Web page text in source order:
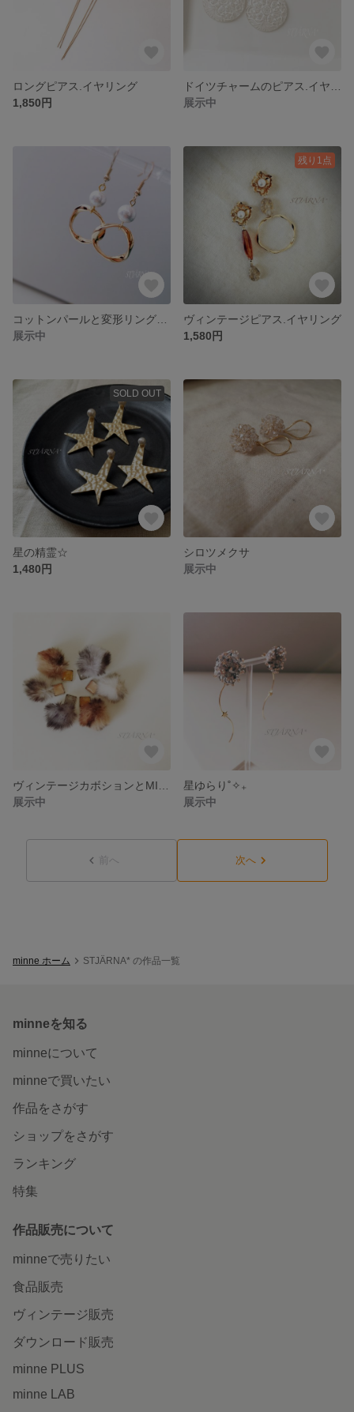
ロングピアス.イヤリング
1,850円
展示中
展示中
残り1点
ヴィンテージピアス.イヤリング
1,580円
SOLD OUT
星の精霊☆
1,480円
シロツメクサ
展示中
展示中
星ゆらり˚✧₊
展示中
前へ 次へ
minne ホーム STJÄRNA* の作品一覧
minneを知る
minneについて
minneで買いたい
作品をさがす
ショップをさがす
ランキング
特集
作品販売について
minneで売りたい
食品販売
ヴィンテージ販売
ダウンロード販売
minne PLUS
minne LAB